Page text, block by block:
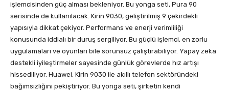
işlemcisinden güç alması bekleniyor. Bu yonga seti, Pura 90
serisinde de kullanılacak. Kirin 9030, geliştirilmiş 9 çekirdekli
yapısıyla dikkat çekiyor. Performans ve enerji verimliliği
konusunda iddialı bir duruş sergiliyor. Bu güçlü işlemci, en zorlu
uygulamaları ve oyunları bile sorunsuz çalıştırabiliyor. Yapay zeka
destekli iyileştirmeler sayesinde günlük görevlerde hız artışı
hissediliyor. Huawei, Kirin 9030 ile akıllı telefon sektöründeki
bağımsızlığını pekiştiriyor. Bu yonga seti, şirketin kendi